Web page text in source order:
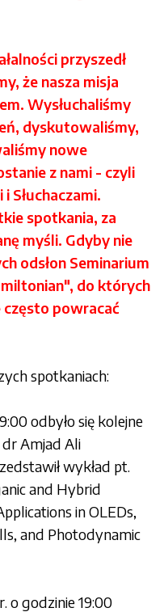
przyszedł
że nasza misja
Wysłuchaliśmy
dyskutowaliśmy,
nowe
z nami - czyli
Słuchaczami.
spotkania, za
myśli. Gdyby nie
odsłon Seminarium
do których
często powracać
spotkaniach:
odbyło się kolejne
Amjad Ali
wykład pt.
and Hybrid
in OLEDs,
and Photodynamic
o godzinie 19:00